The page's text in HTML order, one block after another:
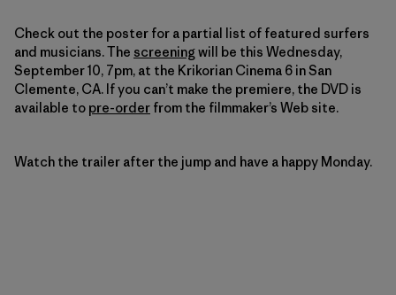
Check out the poster for a partial list of featured surfers
and musicians. The screeningwill be this Wednesday,
September 10, 7pm, at the Krikorian Cinema 6 in San
Clemente, CA. If you can’t make the premiere, the DVD is
available to pre-order from the filmmaker’s Web site.
Watch the trailer after the jump and have a happy Monday.